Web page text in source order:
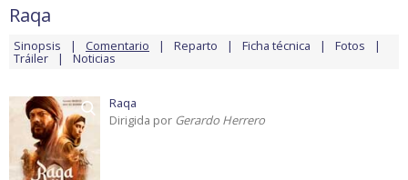
Raqa
Sinopsis Comentario Reparto Ficha técnica Fotos
Tráiler Noticias
Raqa
Dirigida por Gerardo Herrero